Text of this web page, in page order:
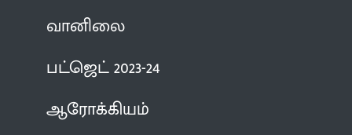
வானிலை
பட்ஜெட் 2023-24
ஆரோக்கியம்